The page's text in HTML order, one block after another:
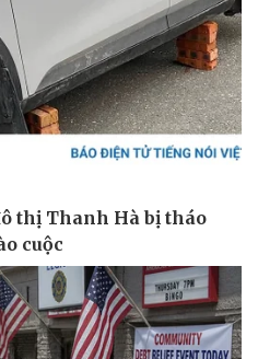
Xe máy
Tư vấn